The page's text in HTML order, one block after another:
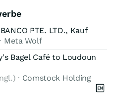
PTE. LTD., Kauf
Meta Wolf
Bagel Café to Loudoun
· Comstock Holding